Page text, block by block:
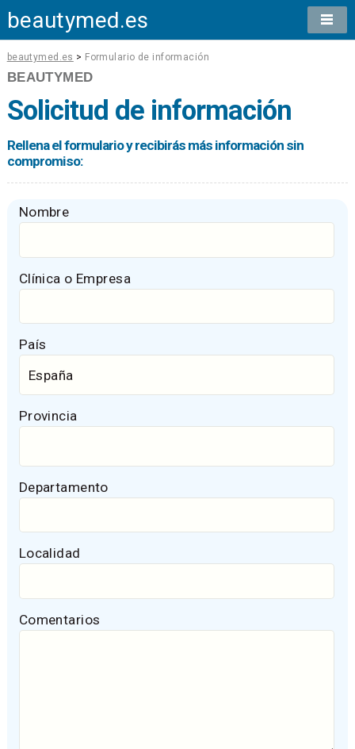
beautymed.es
beautymed.es > Formulario de información
BEAUTYMED
Solicitud de información
Rellena el formulario y recibirás más información sin
compromiso:
Nombre
Clínica o Empresa
País
Provincia
Departamento
Localidad
Comentarios